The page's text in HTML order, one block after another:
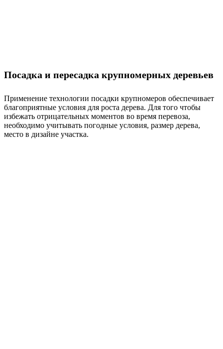
Посадка и пересадка крупномерных деревьев
Применение технологии посадки крупномеров обеспечивает
благоприятные условия для роста дерева. Для того чтобы
избежать отрицательных моментов во время перевоза,
необходимо учитывать погодные условия, размер дерева,
место в дизайне участка.